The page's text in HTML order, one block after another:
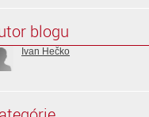
blogu
Ivan Hečko